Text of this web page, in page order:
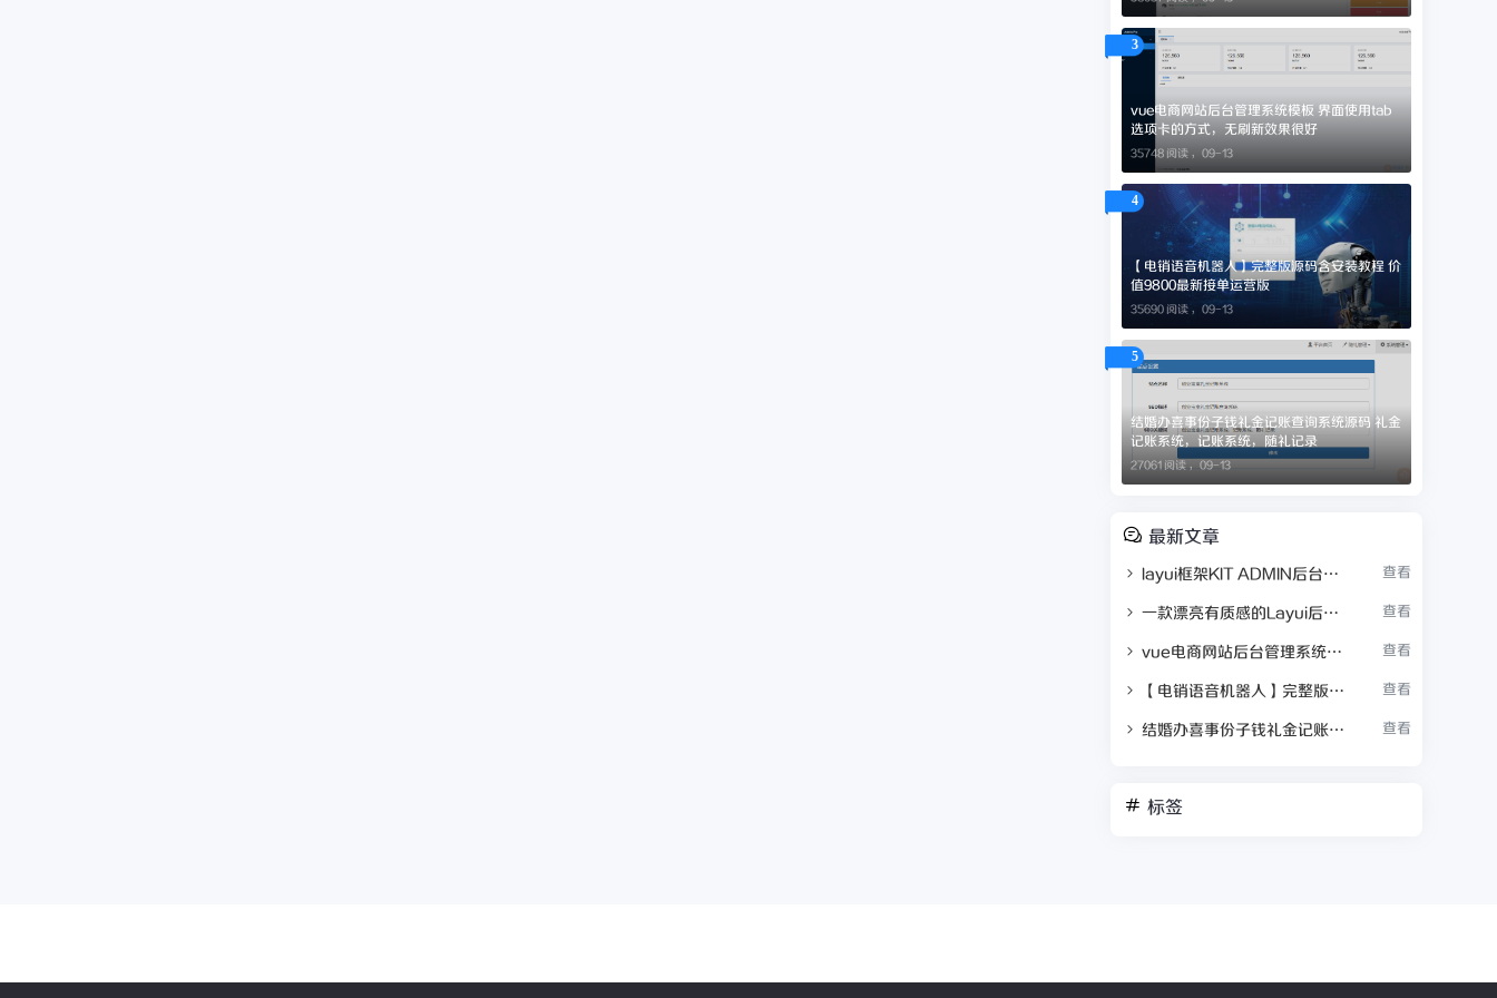
3
vue电商网站后台管理系统模板 界面使用tab
选项卡的方式，无刷新效果很好
35748 阅读 ， 09-13
4
【电销语音机器人】完整版源码含安装教程 价
值9800最新接单运营版
35690 阅读 ， 09-13
5
结婚办喜事份子钱礼金记账查询系统源码 礼金
记账系统，记账系统，随礼记录
27061 阅读 ，09-13
最新文章
layui框架KIT ADMIN后台管理系统模板 UI型后台模板 查看
一款漂亮有质感的Layui后台模板SummerAdmin 查看
vue电商网站后台管理系统模板 界面使用tab选项卡的方式，无刷新效果很好 查看
【电销语音机器人】完整版源码含安装教程 价值9800最新接单运营版 查看
结婚办喜事份子钱礼金记账查询系统源码 礼金记账系统，记账系统，随礼记录 查看
标签